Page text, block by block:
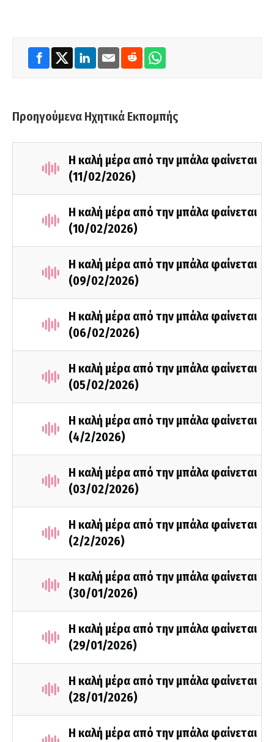
Προηγούμενα Ηχητικά Εκπομπής
Η καλή μέρα από την μπάλα φαίνεται
(11/02/2026)
Η καλή μέρα από την μπάλα φαίνεται
(10/02/2026)
Η καλή μέρα από την μπάλα φαίνεται
(09/02/2026)
Η καλή μέρα από την μπάλα φαίνεται
(06/02/2026)
Η καλή μέρα από την μπάλα φαίνεται
(05/02/2026)
Η καλή μέρα από την μπάλα φαίνεται
(4/2/2026)
Η καλή μέρα από την μπάλα φαίνεται
(03/02/2026)
Η καλή μέρα από την μπάλα φαίνεται
(2/2/2026)
Η καλή μέρα από την μπάλα φαίνεται
(30/01/2026)
Η καλή μέρα από την μπάλα φαίνεται
(29/01/2026)
Η καλή μέρα από την μπάλα φαίνεται
(28/01/2026)
Η καλή μέρα από την μπάλα φαίνεται